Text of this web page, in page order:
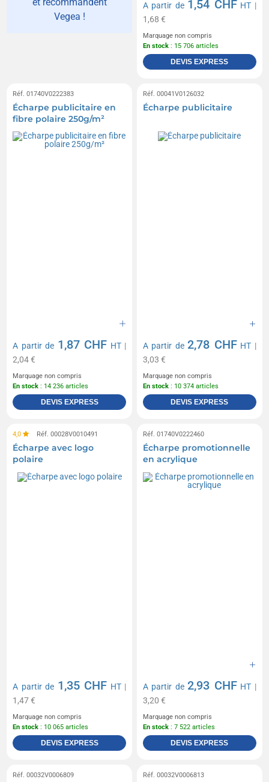
Vegea !
A partir de 1,54 CHF HT |
1,68 €
Marquage non compris
En stock : 15 706 articles
DEVIS EXPRESS
Réf. 01740V0222383
Écharpe publicitaire en
fibre polaire 250g/m²
A partir de 1,87 CHF HT|
2,04 €
Marquage non compris
En stock : 14 236 articles
DEVIS EXPRESS
Réf. 00041V0126032
Écharpe publicitaire
A partir de2,78 CHF HT |
3,03 €
Marquage non compris
En stock : 10 374 articles
DEVIS EXPRESS
4,0 Réf. 00028V0010491
Écharpe avec logo
polaire
A partir de 1,35 CHF HT|
1,47 €
Marquage non compris
En stock : 10 065 articles
DEVIS EXPRESS
Réf. 01740V0222460
Écharpe promotionnelle
en acrylique
A partir de2,93 CHF HT |
3,20 €
Marquage non compris
En stock : 7 522 articles
DEVIS EXPRESS
Réf. 00032V0006809 Réf. 00032V0006813